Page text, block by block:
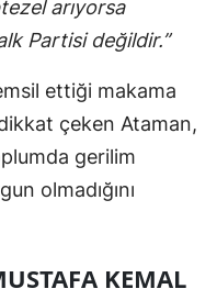
arıyorsa
Partisi değildir.”
ettiği makama
çeken Ataman,
gerilim
olmadığını
KEMAL